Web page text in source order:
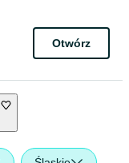
Otwórz